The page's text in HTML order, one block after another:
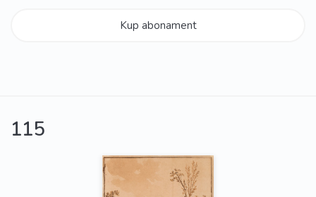
Kup abonament
115